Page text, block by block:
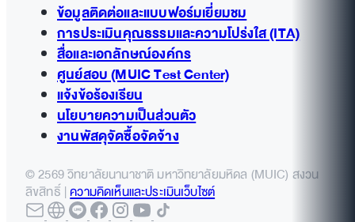
ข้อมูลติดต่อและแบบฟอร์มเยี่ยมชม
การประเมินคุณธรรมและความโปร่งใส (ITA)
สื่อและเอกลักษณ์องค์กร
ศูนย์สอบ (MUIC Test Center)
แจ้งข้อร้องเรียน
นโยบายความเป็นส่วนตัว
งานพัสดุจัดซื้อจัดจ้าง
© 2569 วิทยาลัยนานาชาติ มหาวิทยาลัยมหิดล (MUIC) สงวน
ลิขสิทธิ์ |ความคิดเห็นและประเมินเว็บไซต์